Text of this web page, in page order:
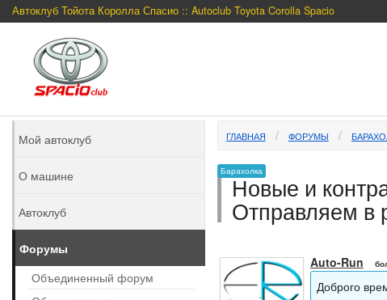
Автоклуб Тойота Королла Спасио :: Autoclub Toyota Corolla Spacio
ГЛАВНАЯ ФОРУМЫ
Барахолка
Новые и
Отправляем в
Auto-Run
Доброго
Мой автоклуб
О машине
Автоклуб
Форумы
Объединенный форум